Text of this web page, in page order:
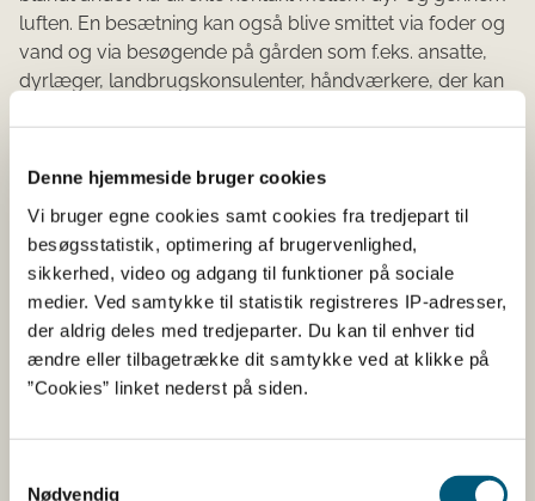
Denne hjemmeside bruger cookies
Vi bruger egne cookies samt cookies fra tredjepart til
besøgsstatistik, optimering af brugervenlighed,
sikkerhed, video og adgang til funktioner på sociale
medier. Ved samtykke til statistik registreres IP-adresser,
der aldrig deles med tredjeparter. Du kan til enhver tid
ændre eller tilbagetrække dit samtykke ved at klikke på
”Cookies” linket nederst på siden.
Nødvendig
luften. En besætning kan også blive smittet via foder og
vand og via besøgende på gården som f.eks. ansatte,
dyrlæger, landbrugskonsulenter, håndværkere, der kan
Da smitten spredes så let, opfordrer Fødevarestyrelsen
også jægere, vandrere, mountainbikere og andre
outdoorturister, der kommer i nærheden af områder
med restriktioner som følge af udbrud af mund- og
klovesyge i hhv. Ungarn og Slovakiet, til at rense deres
tøj, støvler og andet udstyr.
Kortet viser, hvilke områder i udlandet der er ramt, og
hvor der er zoner med restriktioner på blandt andet
flytning af dyr. Bemærk at området med restriktioner
Fødevarestyrelsen også opfordrer danske turister i